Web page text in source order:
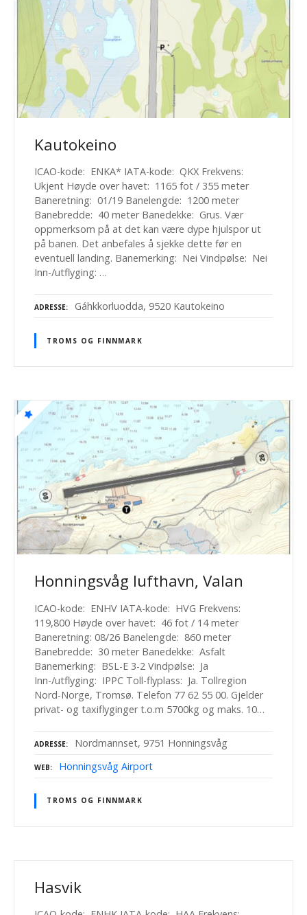
Kautokeino
ICAO-kode: ENKA* IATA-kode: QKX Frekvens:
Ukjent Høyde over havet: 1165 fot / 355 meter
Baneretning: 01/19 Banelengde: 1200 meter
Banebredde: 40 meter Banedekke: Grus. Vær
oppmerksom på at det kan være dype hjulspor ut
på banen. Det anbefales å sjekke dette før en
eventuell landing. Banemerking: Nei Vindpølse: Nei
Inn-/utflyging: …
ADRESSE Gáhkkorluodda, 9520 Kautokeino
TROMS OG FINNMARK
Honningsvåg lufthavn, Valan
ICAO-kode: ENHV IATA-kode: HVG Frekvens:
119,800 Høyde over havet: 46 fot / 14 meter
Baneretning: 08/26 Banelengde: 860 meter
Banebredde: 30 meter Banedekke: Asfalt
Banemerking: BSL-E 3-2 Vindpølse: Ja
Inn-/utflyging: IPPC Toll-flyplass: Ja. Tollregion
Nord-Norge, Tromsø. Telefon 77 62 55 00. Gjelder
privat- og taxiflyginger t.o.m 5700kg og maks. 10…
ADRESSE Nordmannset, 9751 Honningsvåg
WEB Honningsvåg Airport
TROMS OG FINNMARK
Hasvik